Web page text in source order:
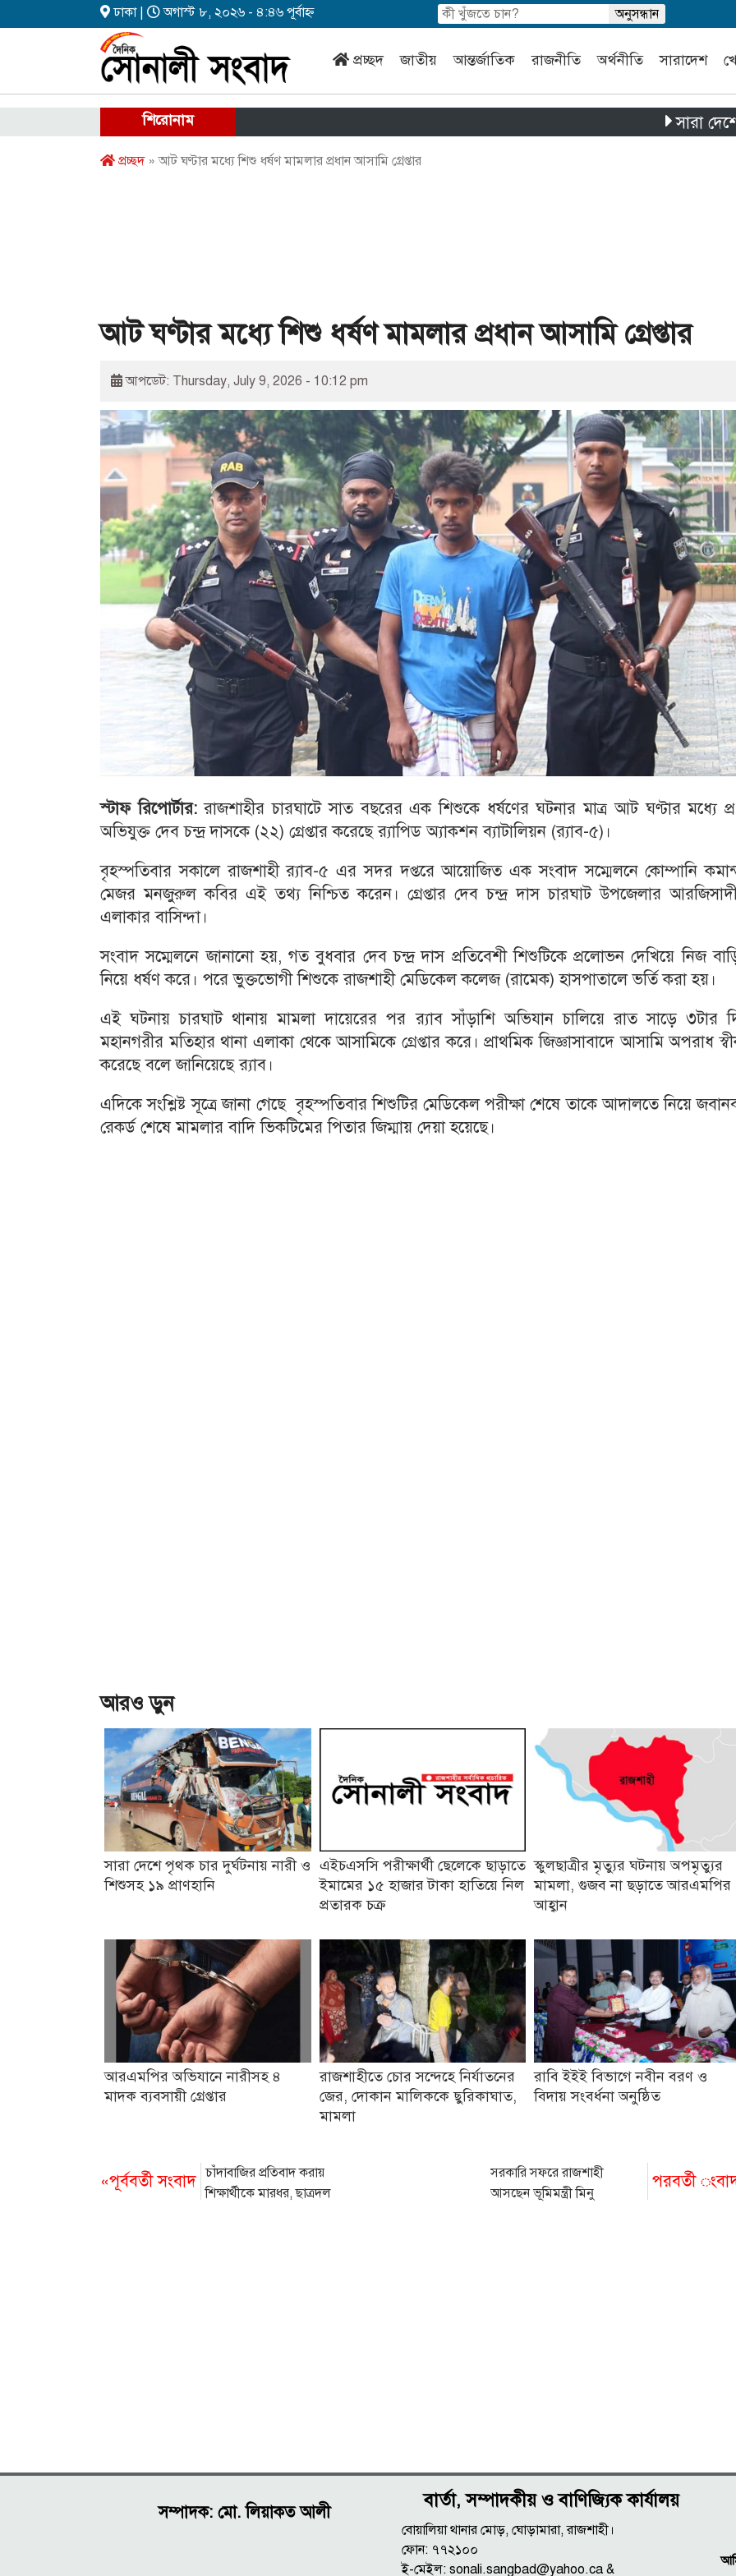
ঢাকা | অগাস্ট ৮, ২০২৬ - ৪:৪৬ পূর্বাহ্ন
প্রচ্ছদ জাতীয় আন্তর্জাতিক রাজনীতি অর্থনীতি সারাদেশ
শিরোনাম সারা দেশে পৃথক
প্রচ্ছদ» আট ঘণ্টার মধ্যে শিশু ধর্ষণ মামলার প্রধান আসামি গ্রেপ্তার
আট ঘণ্টার মধ্যে শিশু ধর্ষণ মামলার প্রধান আসামি গ্রেপ্তার
আপডেট: Thursday, July 9, 2026 - 10:12 pm
স্টাফ রিপোর্টার:রাজশাহীর চারঘাটে সাত বছরের এক শিশুকে ধর্ষণের ঘটনার মাত্র আট ঘণ্টার মধ্যে
অভিযুক্ত দেব চন্দ্র দাসকে (২২) গ্রেপ্তার করেছে র‌্যাপিড অ্যাকশন ব্যাটালিয়ন (র‌্যাব-৫)।
বৃহস্পতিবার সকালে রাজশাহী র‌্যাব-৫ এর সদর দপ্তরে আয়োজিত এক সংবাদ সম্মেলনে কোম্পানি
মেজর মনজুরুল কবির এই তথ্য নিশ্চিত করেন। গ্রেপ্তার দেব চন্দ্র দাস চারঘাট উপজেলার
এলাকার বাসিন্দা।
সংবাদ সম্মেলনে জানানো হয়, গত বুধবার দেব চন্দ্র দাস প্রতিবেশী শিশুটিকে প্রলোভন দেখিয়ে নিজ
নিয়ে ধর্ষণ করে। পরে ভুক্তভোগী শিশুকে রাজশাহী মেডিকেল কলেজ (রামেক) হাসপাতালে ভর্তি করা হয়।
এই ঘটনায় চারঘাট থানায় মামলা দায়েরের পর র‌্যাব সাঁড়াশি অভিযান চালিয়ে রাত সাড়ে ৩টার
মহানগরীর মতিহার থানা এলাকা থেকে আসামিকে গ্রেপ্তার করে। প্রাথমিক জিজ্ঞাসাবাদে আসামি অপরাধ
করেছে বলে জানিয়েছে র‌্যাব।
এদিকে সংশ্লিষ্ট সূত্রে জানা গেছে বৃহস্পতিবার শিশুটির মেডিকেল পরীক্ষা শেষে তাকে আদালতে নিয়ে
রেকর্ড শেষে মামলার বাদি ভিকটিমের পিতার জিম্মায় দেয়া হয়েছে।
আরও ড়ুন
সারা দেশে পৃথক চার দুর্ঘটনায় নারী ও
শিশুসহ ১৯ প্রাণহানি
এইচএসসি পরীক্ষার্থী ছেলেকে ছাড়াতে
ইমামের ১৫ হাজার টাকা হাতিয়ে নিল
প্রতারক চক্র
স্কুলছাত্রীর মৃত্যুর ঘটনায় অপমৃত্যুর
মামলা, গুজব না ছড়াতে আরএমপির
আহ্বান
আরএমপির অভিযানে নারীসহ ৪
মাদক ব্যবসায়ী গ্রেপ্তার
রাজশাহীতে চোর সন্দেহে নির্যাতনের
জের, দোকান মালিককে ছুরিকাঘাত,
মামলা
রাবি ইইই বিভাগে নবীন বরণ ও
বিদায় সংবর্ধনা অনুষ্ঠিত
«পূর্ববর্তী সংবাদ চাঁদাবাজির প্রতিবাদ করায়
শিক্ষার্থীকে মারধর, ছাত্রদল
পরবর্তী
সরকারি সফরে রাজশাহী
আসছেন ভূমিমন্ত্রী মিনু
সম্পাদক: মো. লিয়াকত আলী
বার্তা, সম্পাদকীয় ও বাণিজ্যিক কার্যালয়
বোয়ালিয়া থানার মোড়, ঘোড়ামারা, রাজশাহী।
ফোন: ৭৭২১০০
ই-মেইল: sonali.sangbad@yahoo.ca &